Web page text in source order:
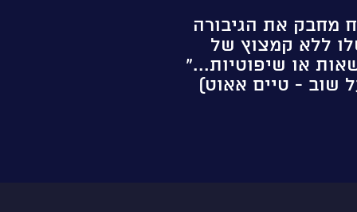
מחבק את הגיבורה
ללא קמצוץ של
או שיפוטיות..."
שוב - טיים אאוט)